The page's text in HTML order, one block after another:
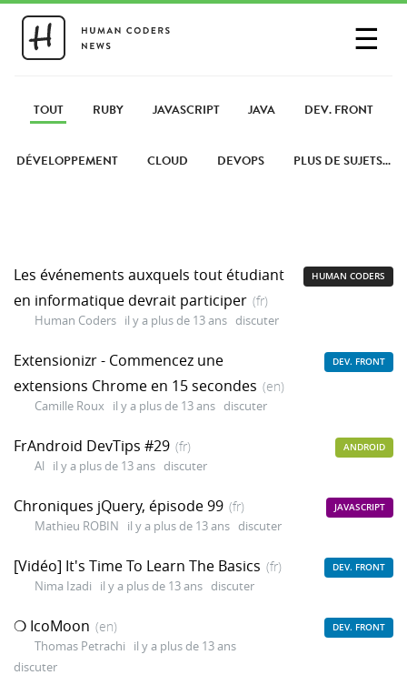
☰
PARTAGER UN LIEN
TOUT RUBY JAVASCRIPT JAVA DEV. FRONT
DÉVELOPPEMENT CLOUD DEVOPS PLUS DE SUJETS...
Les événements auxquels tout étudiant
en informatique devrait participer (fr)
Human Coders il y a plus de 13 ans discuter
HUMAN CODERS
Extensionizr - Commencez une
extensions Chrome en 15 secondes (en)
Camille Roux il y a plus de 13 ans discuter
DEV. FRONT
FrAndroid DevTips #29 (fr)
Al il y a plus de 13 ans discuter
ANDROID
Chroniques jQuery, épisode 99 (fr)
Mathieu ROBIN il y a plus de 13 ans discuter
JAVASCRIPT
[Vidéo] It's Time To Learn The Basics (fr)
Nima Izadi il y a plus de 13 ans discuter
DEV. FRONT
❍ IcoMoon (en)
Thomas Petrachi
il y a plus de 13 ans
discuter
DEV. FRONT